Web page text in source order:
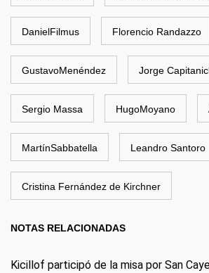
DanielFilmus Florencio Randazzo
GustavoMenéndez Jorge
Sergio Massa HugoMoyano
MartínSabbatella Leandro Santoro
Cristina Fernández de Kirchner
NOTAS RELACIONADAS
Kicillof participó de la misa por San